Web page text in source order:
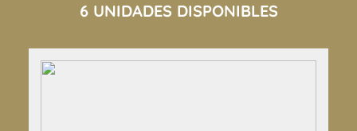
6 UNIDADES DISPONIBLES